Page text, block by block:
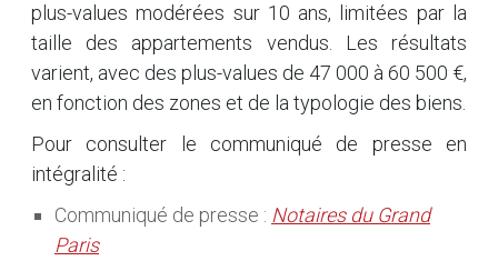
plus-values modérées sur 10 ans, limitées par la
taille des appartements vendus. Les résultats
varient, avec des plus-values de 47 000 à 60 500 €,
en fonction des zones et de la typologie des biens.
Pour consulter le communiqué de presse en
intégralité :
Communiqué de presse : Notaires du Grand
Paris